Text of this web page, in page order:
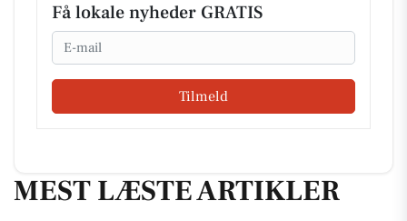
Få lokale nyheder GRATIS
Email
Tilmeld
MEST LÆSTE ARTIKLER